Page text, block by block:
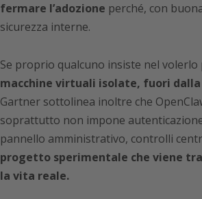
fermare l’adozione perché, con
sicurezza interne.
Se proprio qualcuno insiste nel volerlo
macchine virtuali isolate, fuori
Gartner sottolinea inoltre che
soprattutto non impone
pannello amministrativo, controlli
progetto sperimentale che viene
la vita reale.